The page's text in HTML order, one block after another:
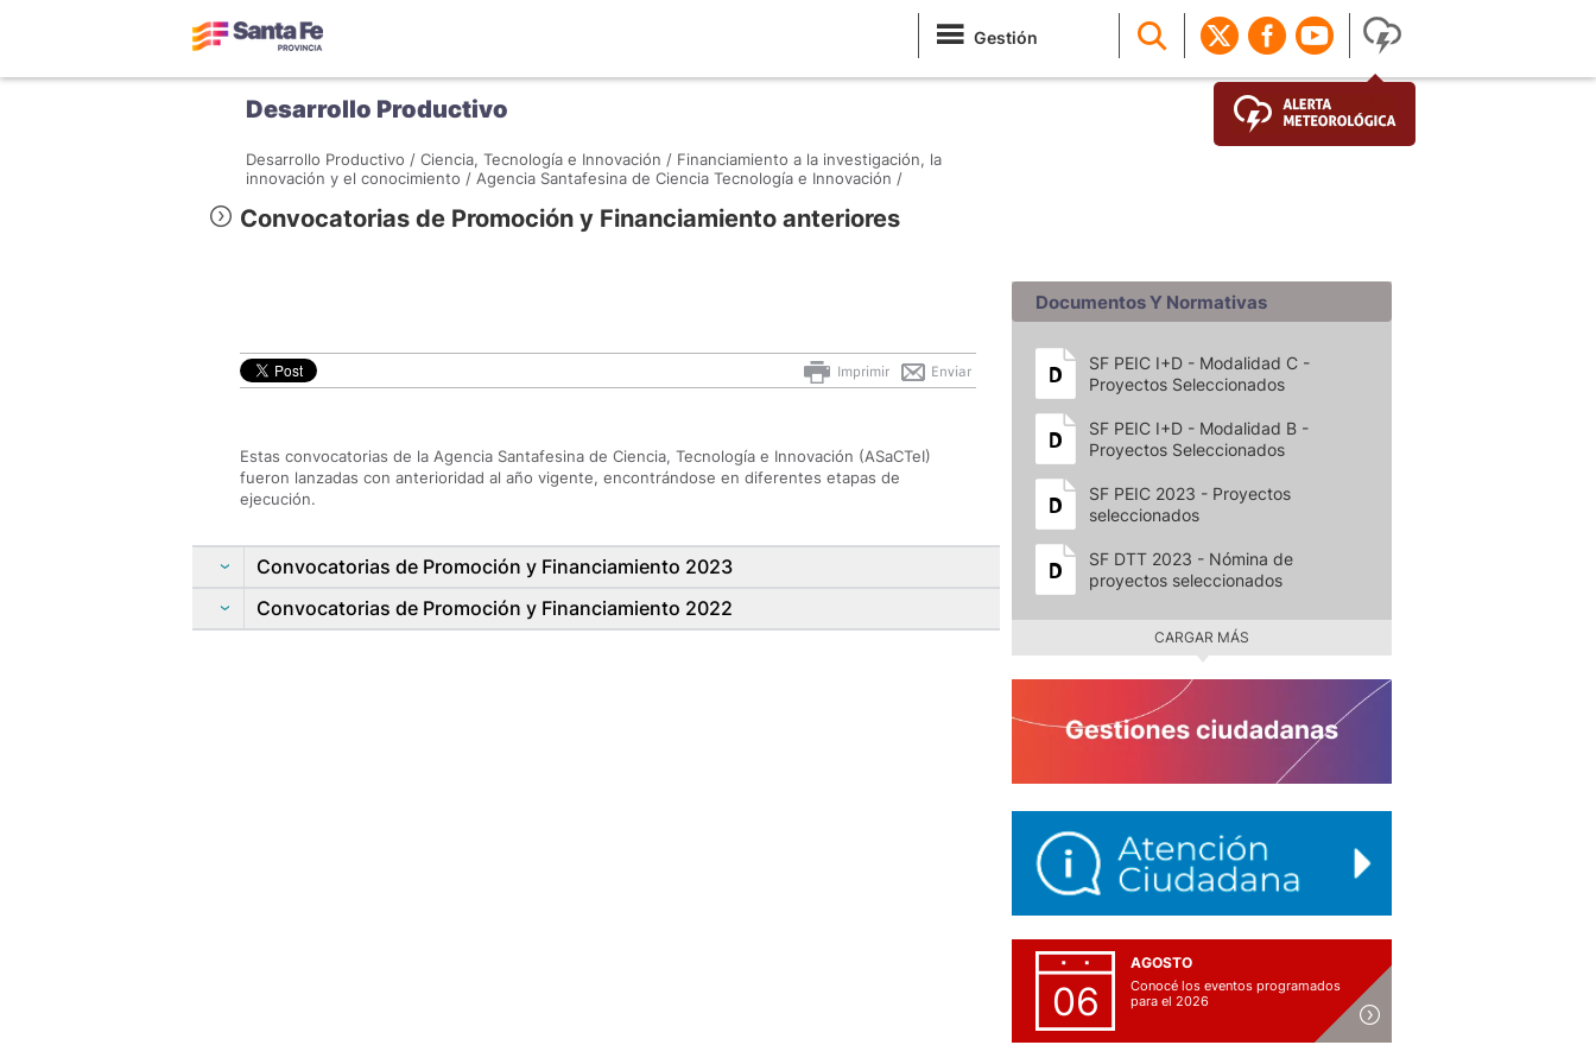
Gestión
Desarrollo Productivo
Desarrollo Productivo / Ciencia, Tecnología e Innovación / Financiamiento a la investigación, la
innovación y el conocimiento / Agencia Santafesina de Ciencia Tecnología e Innovación /
Convocatorias de Promoción y Financiamiento anteriores
Enviar
Imprimir
Estas convocatorias de la Agencia Santafesina de Ciencia, Tecnología e Innovación (ASaCTeI)
fueron lanzadas con anterioridad al año vigente, encontrándose en diferentes etapas de
ejecución.
Convocatorias de Promoción y Financiamiento 2023
Convocatorias de Promoción y Financiamiento 2022
Documentos Y Normativas
SF PEIC I+D - Modalidad C -
Proyectos Seleccionados
SF PEIC I+D - Modalidad B -
Proyectos Seleccionados
SF PEIC 2023 - Proyectos
seleccionados
SF DTT 2023 - Nómina de
proyectos seleccionados
CARGAR MÁS
06
AGOSTO
Conocé los eventos programados
para el 2026